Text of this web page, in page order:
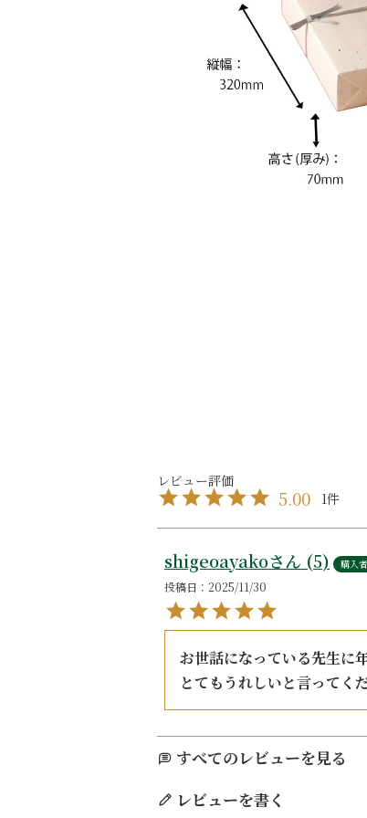
5.00 1
shigeoayako 5 購入者
投稿日
2025/11/30
お世話になっている先生に
とてもうれしいと言ってく
すべてのレビューを見る
レビューを書く